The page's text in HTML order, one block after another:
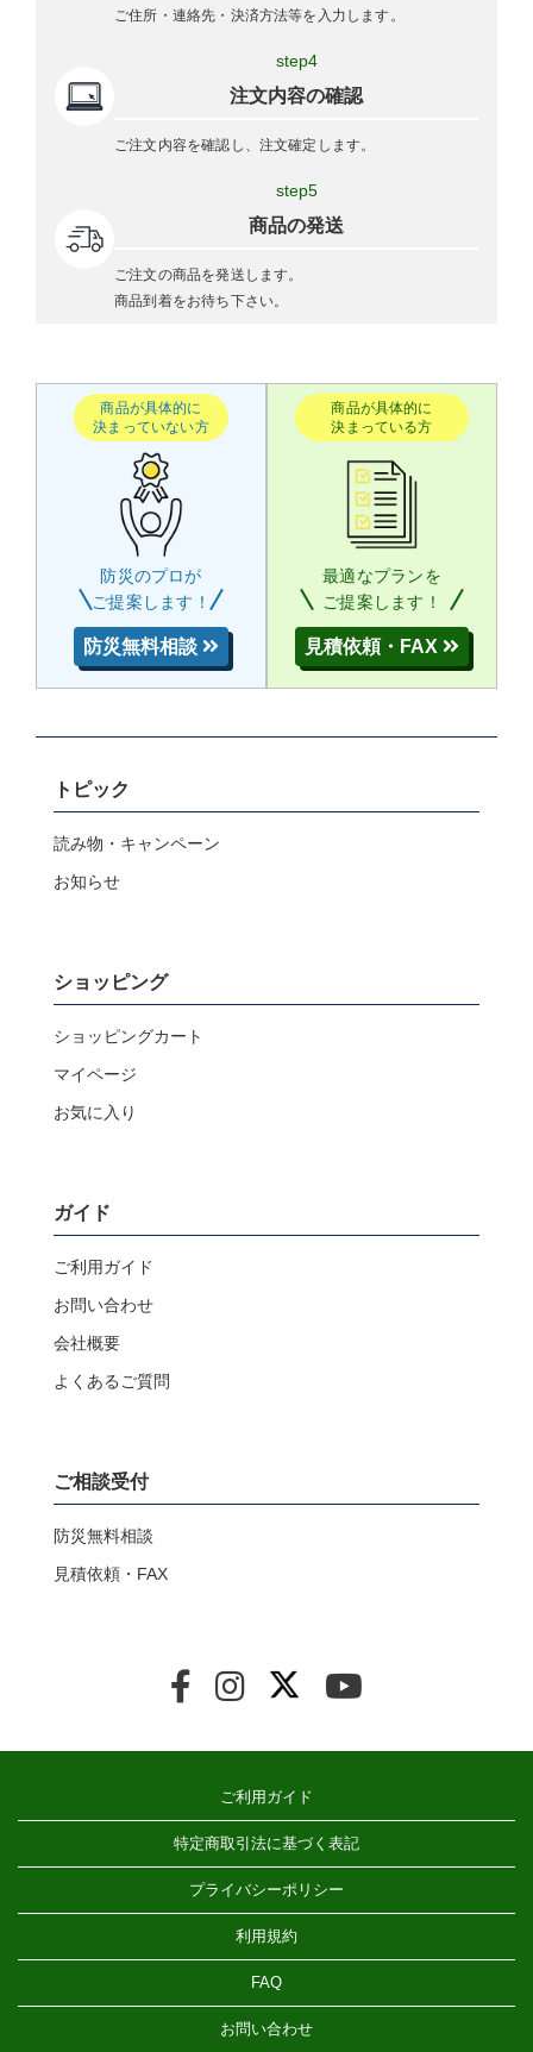
ご住所・連絡先・決済方法等を入力します。
step4
注文内容の確認
ご注文内容を確認し、注文確定します。
step5
商品の発送
ご注文の商品を発送します。
商品到着をお待ち下さい。
商品が具体的に
決まっていない方
防災のプロが
ご提案します！
防災無料相談
商品が具体的に
決まっている方
最適なプランを
ご提案します！
見積依頼・FAX
トピック
読み物・キャンペーン
お知らせ
ショッピング
ショッピングカート
マイページ
お気に入り
ガイド
ご利用ガイド
お問い合わせ
会社概要
よくあるご質問
ご相談受付
防災無料相談
見積依頼・FAX
ご利用ガイド
特定商取引法に基づく表記
プライバシーポリシー
利用規約
FAQ
お問い合わせ